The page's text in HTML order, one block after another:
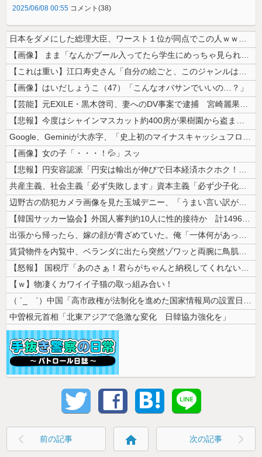
2025/06/08 00:55 コメント(38)
日本をダメにした総理大臣、ワースト１位が同点でこの人ｗｗｗｗｗｗ
【画像】 まま「なんかプール入ってたら学生にめっちゃ見られたw」
【これは重い】江口寿史さん「自分の絵ごと、このジャンルはそろそろ終わり...
【画像】はいだしょうこ（47）「こんなオバサンでいいの…？」
【芸能】元EXILE・黒木啓司、妻へのDV事案で逮捕 宮崎麗果被告は全...
【悲報】今度はシャインマスカット約400房が果樹園から盗まれる 参議院...
Google、Geminiが大赤字、「史上初のマイナスキャッシュフロー...
【画像】女の子「・・・！💦」スッ
【悲報】円安容認派「円安は輸出が伸びで日本経済ホクホク！」⇒ 世界に売...
共産主義、社会主義「必ず失敗します」資本主義「必ず少子化します」
辺野古の防犯カメラ画像を見た玉城デニー、「うまい言い訳が思いつかなかっ...
【韓国サッカー協会】外国人審判約10人に性的接待か 計1496回、約2...
出張から帰ったら、嫁の顔が青ざめていた。俺「一体何があったんだ？」嫁「...
賃貸物件を内覧中、ベランダに出たら突然ゾワッと両腕に鳥肌が出た。「やっ...
【怒報】 国税庁「あのさぁ！君らがちゃんと納税してくれないとこうなっち...
【ｗ】物凄くカワイイ子猫の取っ組み合い！
（ ´_ゝ`）中国「高市政権が法制化を進めた国家情報局の設置日が7月3...
中曽根元首相「北東アジアで急激な変化 日韓協力強化を」
前の記事 home 次の記事